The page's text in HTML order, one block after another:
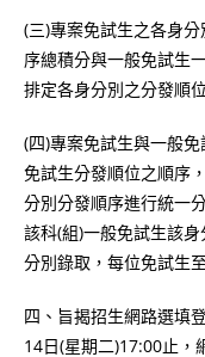
(三)專案免試生之各身
序總積分與一般免試生
排定各身分別之分發順
(四)專案免試生與一般
免試生分發順位之順序
分別分發順序進行統一
該科(組)一般免試生該
分別錄取，每位免試生
四、旨揭招生網路選填
14日(星期二)17:00止，